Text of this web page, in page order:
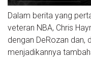
Dalam berita yang
veteran NBA, Chris
dengan DeRozan dan,
menjadikannya